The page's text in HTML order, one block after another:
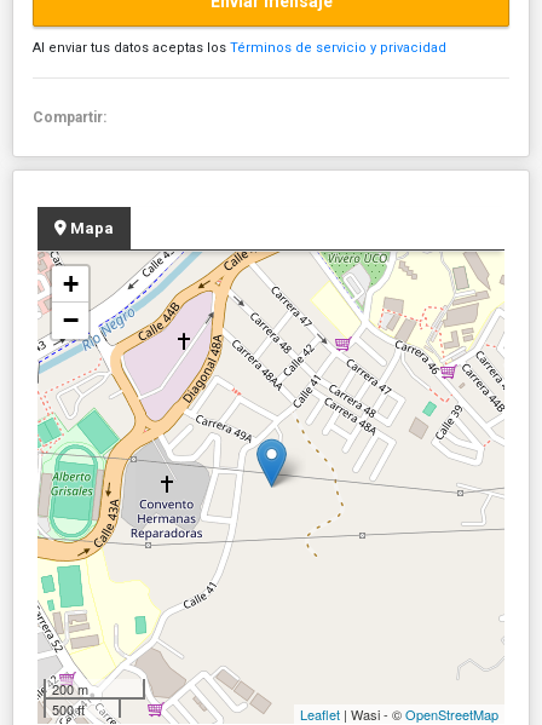
Al enviar tus datos aceptas los Términos de servicio y privacidad
Compartir:
Mapa
+
−
200 m
500 ft
Leaflet | Wasi - ©OpenStreetMap